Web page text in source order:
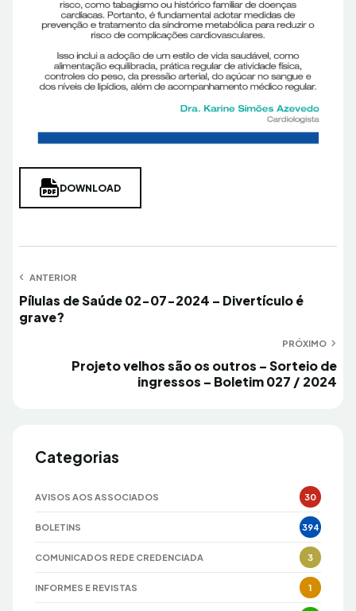
DOWNLOAD
Navegação
de
Post
ANTERIOR
Anterior
Pílulas de Saúde 02-07-2024 – Divertículo é
grave?
PRÓXIMO
Projeto velhos são os outros – Sorteio de
ingressos – Boletim 027 / 2024
Categorias
AVISOS AOS ASSOCIADOS 30
BOLETINS 394
COMUNICADOS REDE CREDENCIADA 3
INFORMES E REVISTAS 1